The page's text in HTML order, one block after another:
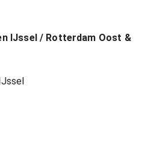
IJssel / Rotterdam Oost &